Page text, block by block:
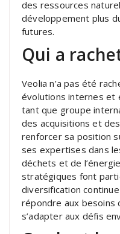
des ressources
développement plus
futures.
Qui a
Veolia n’a pas été
évolutions internes et
tant que groupe
des acquisitions et
renforcer sa position
ses expertises dans
déchets et de
stratégiques font
diversification
répondre aux besoins
s’adapter aux défis